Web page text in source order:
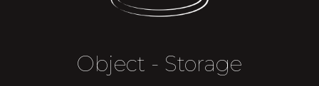
Object - Storage